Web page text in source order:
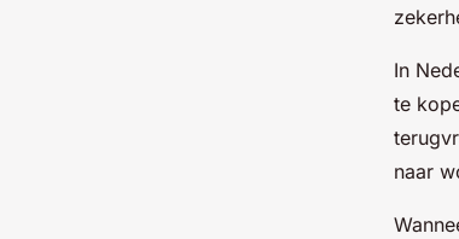
In
te
naar